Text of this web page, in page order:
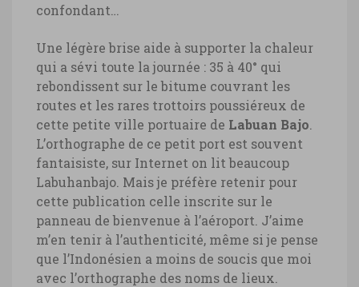
confondant…
Une légère brise aide à supporter la chaleur
qui a sévi toute la journée : 35 à 40° qui
rebondissent sur le bitume couvrant les
routes et les rares trottoirs poussiéreux de
cette petite ville portuaire de Labuan Bajo
L’orthographe de ce petit port est souvent
fantaisiste, sur Internet on lit beaucoup
Labuhanbajo. Mais je préfère retenir pour
cette publication celle inscrite sur le
panneau de bienvenue à l’aéroport. J’aime
m’en tenir à l’authenticité, même si je pense
que l’Indonésien a moins de soucis que moi
avec l’orthographe des noms de lieux.